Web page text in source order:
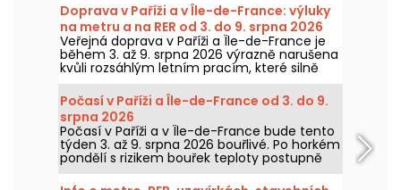
Doprava v Paříži a v Île-de-France: výluky
na metru a na RER od 3. do 9. srpna 2026
Veřejná doprava v Paříži a Île-de-France je
během 3. až 9. srpna 2026 výrazně narušena
kvůli rozsáhlým letním pracím, které silně
zasahují některé linky, uvedly RATP a SNCF.
Počasí v Paříži a Île-de-France od 3. do 9.
srpna 2026
Počasí v Paříži a v Île-de-France bude tento
týden 3. až 9. srpna 2026 bouřlivé. Po horkém
pondělí s rizikem bouřek teploty postupně
poklesnou, než se o víkendu vrátí teplejší a
slunečnější počasí.